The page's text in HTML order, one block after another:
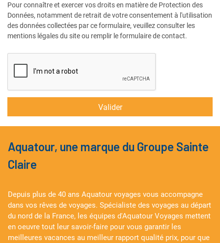
Pour connaître et exercer vos droits en matière de Protection des
Données, notamment de retrait de votre consentement à l'utilisation
des données collectées par ce formulaire, veuillez consulter les
mentions légales du site ou remplir le formulaire de contact.
Aquatour, une marque du Groupe Sainte
Claire
Depuis plus de 40 ans Aquatour voyages vous accompagne
dans vos rêves de voyages. Spécialiste des voyages au départ
du nord de la France, les équipes d'Aquatour Voyages mettent
en oeuvre tout leur savoir-faire pour vous garantir les
meilleures vacances au meilleur rapport qualité prix, pour que